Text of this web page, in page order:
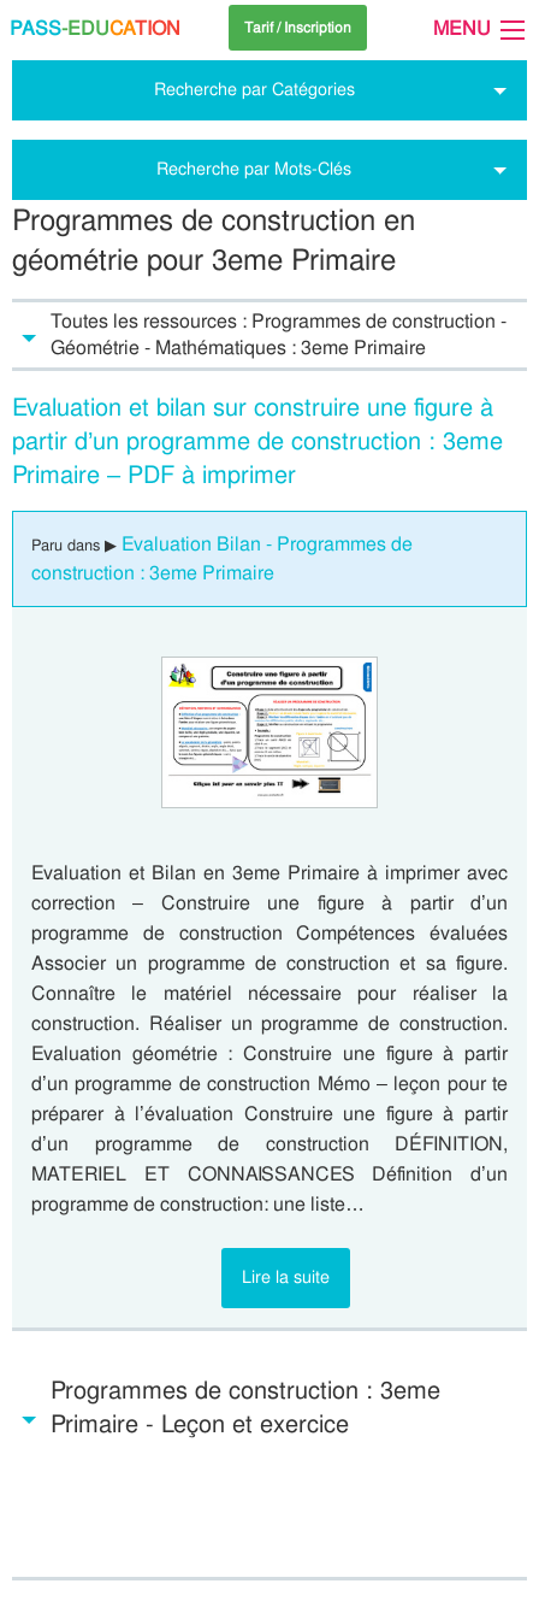
PASS-EDUCATION Tarif / Inscription MENU
Recherche par Catégories
Recherche par Mots-Clés
Programmes de construction en
géométrie pour 3eme Primaire
Toutes les ressources : Programmes de construction -
Géométrie - Mathématiques : 3eme Primaire
Evaluation et bilan sur construire une figure à
partir d’un programme de construction : 3eme
Primaire – PDF à imprimer
Paru dans ▶ Evaluation Bilan - Programmes de
construction : 3eme Primaire
Evaluation et Bilan en 3eme Primaire à imprimer avec
correction – Construire une figure à partir d’un
programme de construction Compétences évaluées
Associer un programme de construction et sa figure.
Connaître le matériel nécessaire pour réaliser la
construction. Réaliser un programme de construction.
Evaluation géométrie : Construire une figure à partir
d’un programme de construction Mémo – leçon pour te
préparer à l’évaluation Construire une figure à partir
d’un programme de construction DÉFINITION,
MATERIEL ET CONNAISSANCES Définition d’un
programme de construction: une liste…
Lire la suite
Programmes de construction : 3eme
Primaire - Leçon et exercice